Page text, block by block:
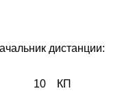
дистанции:
км 10 КП